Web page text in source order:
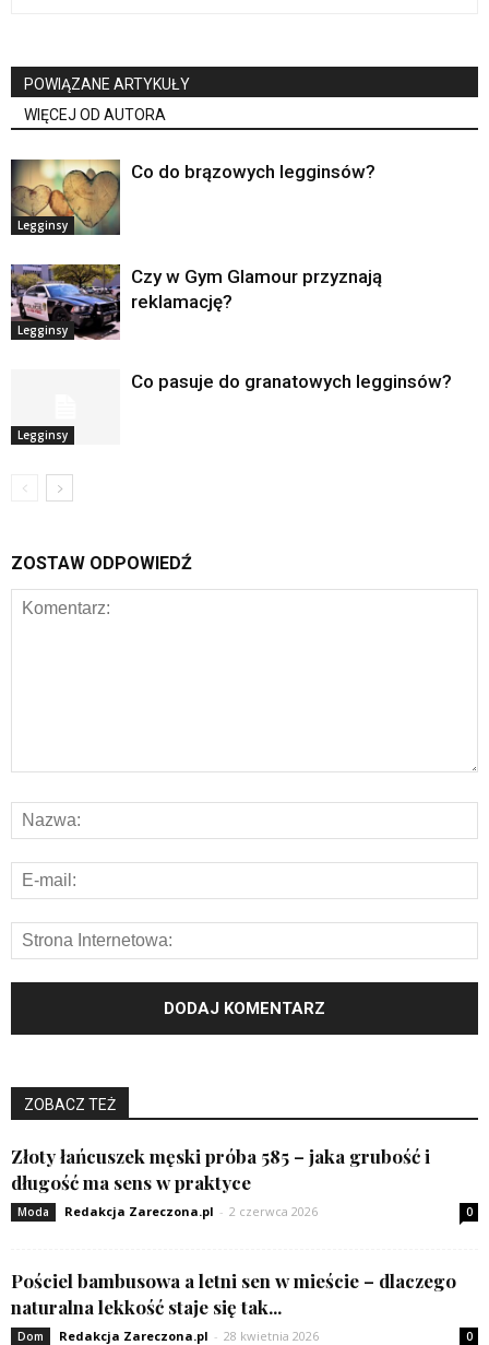
POWIĄZANE ARTYKUŁY
WIĘCEJ OD AUTORA
Legginsy
Co do brązowych legginsów?
Legginsy
Czy w Gym Glamour przyznają
reklamację?
Legginsy
Co pasuje do granatowych legginsów?
ZOSTAW ODPOWIEDŹ
ZOBACZ TEŻ
Złoty łańcuszek męski próba 585 – jaka grubość i
długość ma sens w praktyce
Moda Redakcja Zareczona.pl - 2 czerwca 2026 0
Pościel bambusowa a letni sen w mieście – dlaczego
naturalna lekkość staje się tak...
Dom Redakcja Zareczona.pl - 28 kwietnia 2026 0